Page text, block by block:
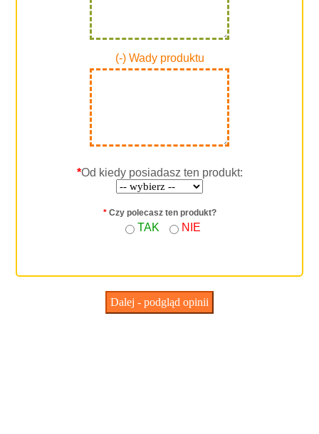
(-) Wady produktu
*Od kiedy posiadasz ten produkt:
*Czy polecasz ten produkt?
TAK NIE